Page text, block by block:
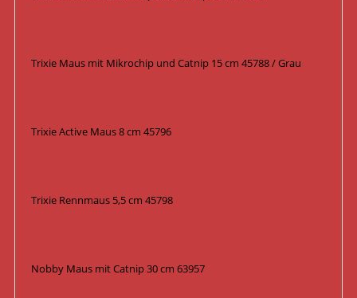
Trixie Maus mit Mikrochip und Catnip 15 cm 45788 / Grau
Trixie Active Maus 8 cm 45796
Trixie Rennmaus 5,5 cm 45798
Nobby Maus mit Catnip 30 cm 63957